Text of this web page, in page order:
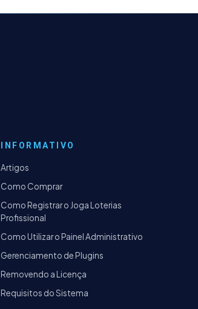
INFORMATIVO
Artigos
Como Comprar
Como Registrar o Joga Loterias
Profissional
Como Utilizar o Painel Administrativo
Gerenciamento de Plugins
Removendo a Licença
Requisitos do Sistema